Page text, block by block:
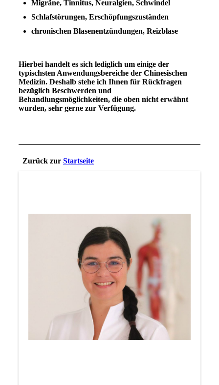
Migräne, Tinnitus, Neuralgien, Schwindel
Schlafstörungen, Erschöpfungszuständen
chronischen Blasenentzündungen, Reizblase
Hierbei handelt es sich lediglich um einige der
typischsten Anwendungsbereiche der Chinesischen
Medizin. Deshalb stehe ich Ihnen für Rückfragen
bezüglich Beschwerden und
Behandlungsmöglichkeiten, die oben nicht erwähnt
wurden, sehr gerne zur Verfügung.
Zurück zur Startseite